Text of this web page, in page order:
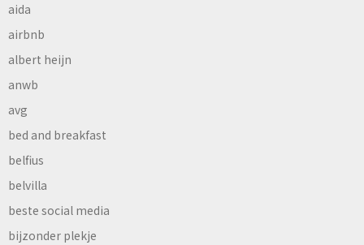
aida
airbnb
albert heijn
anwb
avg
bed and breakfast
belfius
belvilla
beste social media
bijzonder plekje